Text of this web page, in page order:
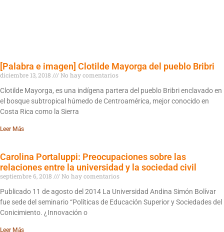
[Palabra e imagen] Clotilde Mayorga del pueblo Bribri
diciembre 13, 2018
No hay comentarios
Clotilde Mayorga, es una indígena partera del pueblo Bribri enclavado en
el bosque subtropical húmedo de Centroamérica, mejor conocido en
Costa Rica como la Sierra
Leer Más
Carolina Portaluppi: Preocupaciones sobre las
relaciones entre la universidad y la sociedad civil
septiembre 6, 2018
No hay comentarios
Publicado 11 de agosto del 2014 La Universidad Andina Simón Bolívar
fue sede del seminario “Políticas de Educación Superior y Sociedades del
Conicimiento. ¿Innovación o
Leer Más